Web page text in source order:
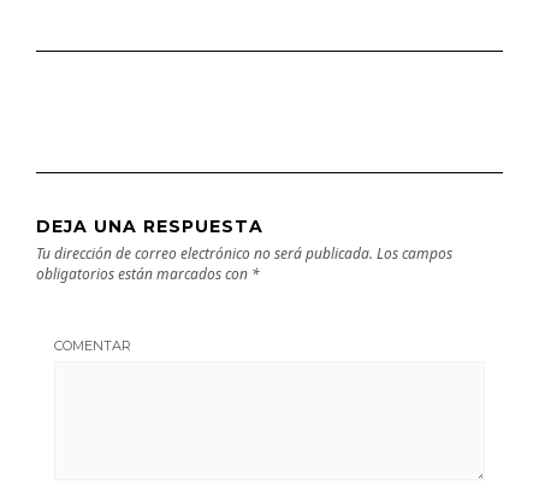
DEJA UNA RESPUESTA
Tu dirección de correo electrónico no será publicada. Los campos
obligatorios están marcados con *
COMENTAR